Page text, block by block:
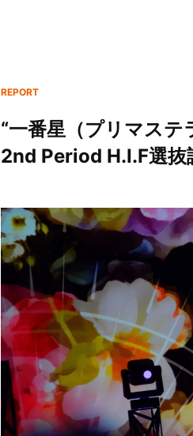
REPORT
“一番星（プリマス
2nd Period H.I.F選抜